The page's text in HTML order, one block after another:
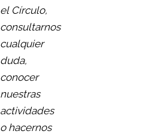
el Círculo,
consultarnos
cualquier
duda,
conocer
nuestras
actividades
o hacernos